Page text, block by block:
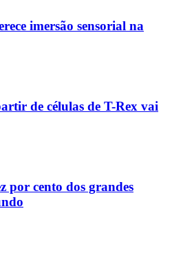
imersão sensorial na
de células de T-Rex vai
por cento dos grandes